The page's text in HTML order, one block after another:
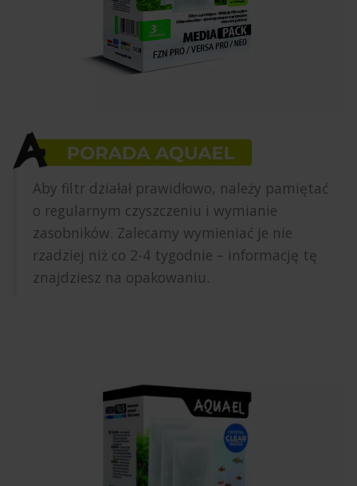
Aby filtr działał prawidłowo, należy pamiętać
o regularnym czyszczeniu i wymianie
zasobników. Zalecamy wymieniać je nie
rzadziej niż co 2-4 tygodnie – informację tę
znajdziesz na opakowaniu.